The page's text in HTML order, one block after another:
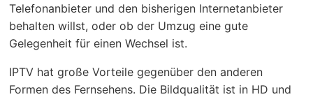
Telefonanbieter und den bisherigen Internetanbieter
behalten willst, oder ob der Umzug eine gute
Gelegenheit für einen Wechsel ist.
IPTV hat große Vorteile gegenüber den anderen
Formen des Fernsehens. Die Bildqualität ist in HD und